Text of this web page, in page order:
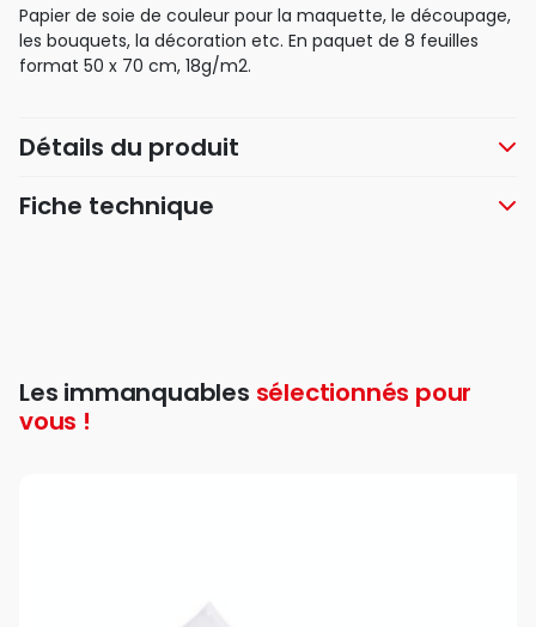
Papier de soie de couleur pour la maquette, le découpage,
les bouquets, la décoration etc. En paquet de 8 feuilles
format 50 x 70 cm, 18g/m2.
Détails du produit
Fiche technique
Les immanquables sélectionnés pour
vous !